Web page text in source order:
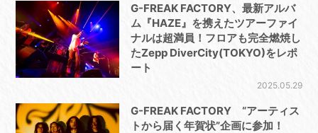
G-FREAK FACTORY、最新アルバ
ム『HAZE』を携えたツアーファイ
ナルは超満員！フロアも完全燃焼し
たZepp DiverCity(TOKYO)をレポ
ート
2025.05.29
G-FREAK FACTORY “アーティス
トから届く年賀状”企画に参加！